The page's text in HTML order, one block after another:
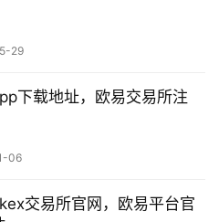
29
下载地址，欧易交易所注
06
交易所官网，欧易平台官